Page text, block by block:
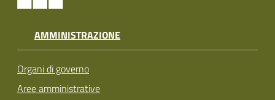
AMMINISTRAZIONE
Organi di governo
Aree amministrative